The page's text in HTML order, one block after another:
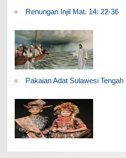
Renungan Injil Mat. 14: 22-36
Pakaian Adat Sulawesi Tengah